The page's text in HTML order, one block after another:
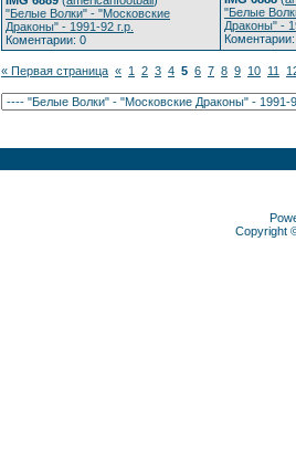
"Белые Волки" - "Московские
Драконы" - 1991-92 г.р.
Коментарии: 0
"Белые
Драконы" -
« Первая страница « 1 2 3 4 5 6 7 8 9 10 11
Copyright